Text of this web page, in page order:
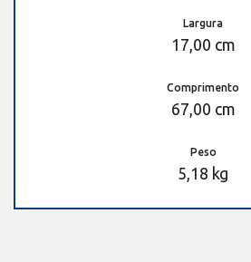
Largura
17,00 cm
Comprimento
67,00 cm
Peso
5,18 kg